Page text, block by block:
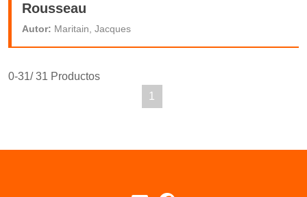
Rousseau
Autor: Maritain, Jacques
0-31/ 31 Productos
1